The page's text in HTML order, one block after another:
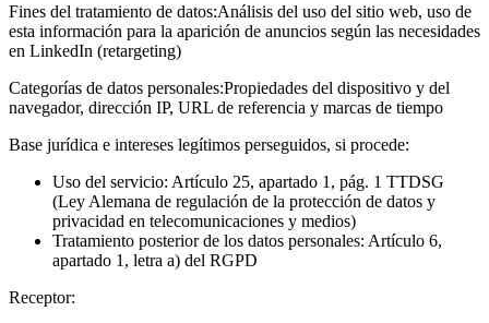
Fines del tratamiento de datos:Análisis del uso del sitio web, uso de
esta información para la aparición de anuncios según las necesidades
en LinkedIn (retargeting)
Categorías de datos personales:Propiedades del dispositivo y del
navegador, dirección IP, URL de referencia y marcas de tiempo
Base jurídica e intereses legítimos perseguidos, si procede:
Uso del servicio: Artículo 25, apartado 1, pág. 1 TTDSG
(Ley Alemana de regulación de la protección de datos y
privacidad en telecomunicaciones y medios)
Tratamiento posterior de los datos personales: Artículo 6,
apartado 1, letra a) del RGPD
Receptor: